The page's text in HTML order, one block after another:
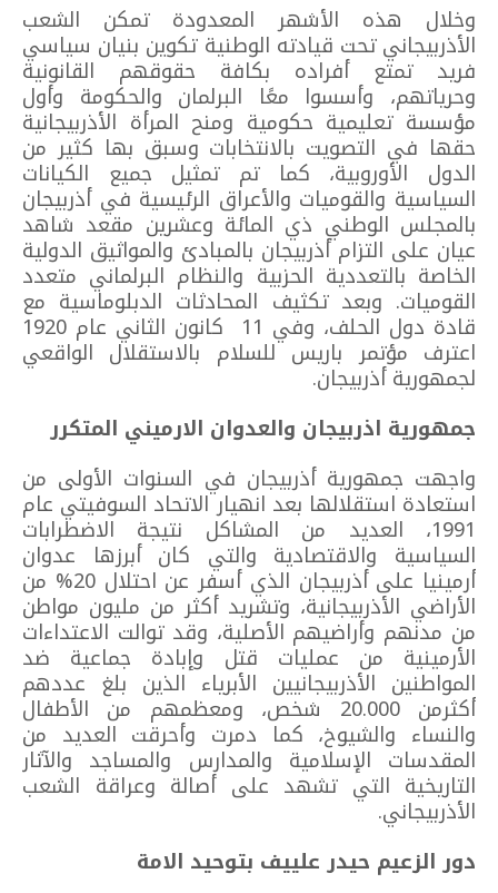
وخلال هذه الأشهر المعدودة تمكن الشعب
الأذربيجاني تحت قيادته الوطنية تكوين بنيان سياسي
فريد تمتع أفراده بكافة حقوقهم القانونية
وحرياتهم، وأسسوا معًا البرلمان والحكومة وأول
مؤسسة تعليمية حكومية ومنح المرأة الأذربيجانية
حقها في التصويت بالانتخابات وسبق بها كثير من
الدول الأوروبية، كما تم تمثيل جميع الكيانات
السياسية والقوميات والأعراق الرئيسية في أذربيجان
بالمجلس الوطني ذي المائة وعشرين مقعد شاهد
عيان على التزام أذربيجان بالمبادئ والمواثيق الدولية
الخاصة بالتعددية الحزبية والنظام البرلماني متعدد
القوميات. وبعد تكثيف المحادثات الدبلوماسية مع
قادة دول الحلف، وفي 11 كانون الثاني عام 1920
اعترف مؤتمر باريس للسلام بالاستقلال الواقعي
لجمهورية أذربيجان.
جمهورية اذربيجان والعدوان الارميني المتكرر
واجهت جمهورية أذربيجان في السنوات الأولى من
استعادة استقلالها بعد انهيار الاتحاد السوفيتي عام
1991، العديد من المشاكل نتيجة الاضطرابات
السياسية والاقتصادية والتي كان أبرزها عدوان
أرمينيا على أذربيجان الذي أسفر عن احتلال 20% من
الأراضي الأذربيجانية، وتشريد أكثر من مليون مواطن
من مدنهم وأراضيهم الأصلية، وقد توالت الاعتداءات
الأرمينية من عمليات قتل وإبادة جماعية ضد
المواطنين الأذربيجانيين الأبرياء الذين بلغ عددهم
أكثرمن 20.000 شخص، ومعظمهم من الأطفال
والنساء والشيوخ، كما دمرت وأحرقت العديد من
المقدسات الإسلامية والمدارس والمساجد والآثار
التاريخية التي تشهد على أصالة وعراقة الشعب
الأذربيجاني.
دور الزعيم حيدر علييف بتوحيد الامة